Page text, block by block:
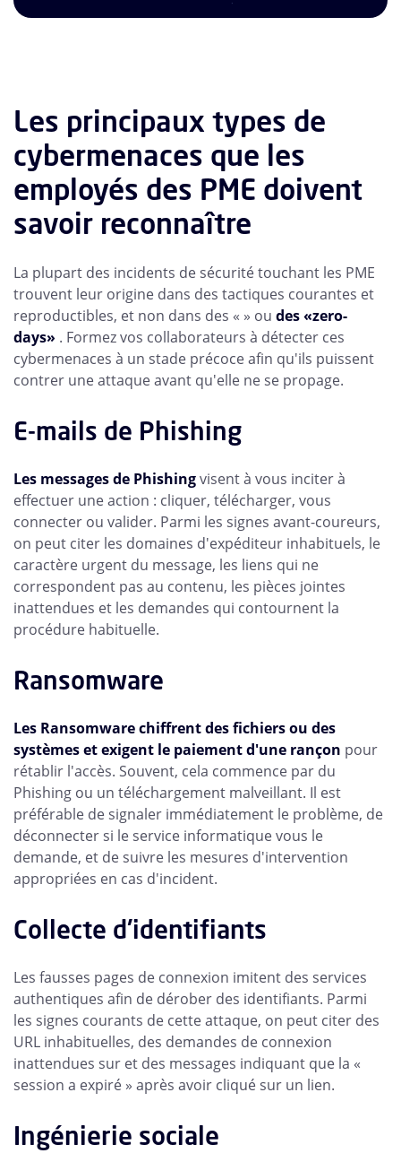
Les principaux types de
cybermenaces que les
employés des PME doivent
savoir reconnaître
La plupart des incidents de sécurité touchant les PME
trouvent leur origine dans des tactiques courantes et
reproductibles, et non dans des « » ou des «zero-
days» . Formez vos collaborateurs à détecter ces
cybermenaces à un stade précoce afin qu'ils puissent
contrer une attaque avant qu'elle ne se propage.
E-mails de Phishing
Les messages de Phishingvisent à vous inciter à
effectuer une action : cliquer, télécharger, vous
connecter ou valider. Parmi les signes avant-coureurs,
on peut citer les domaines d'expéditeur inhabituels, le
caractère urgent du message, les liens qui ne
correspondent pas au contenu, les pièces jointes
inattendues et les demandes qui contournent la
procédure habituelle.
Ransomware
Les Ransomware chiffrent des fichiers ou des
systèmes et exigent le paiement d'une rançon pour
rétablir l'accès. Souvent, cela commence par du
Phishing ou un téléchargement malveillant. Il est
préférable de signaler immédiatement le problème, de
déconnecter si le service informatique vous le
demande, et de suivre les mesures d'intervention
appropriées en cas d'incident.
Collecte d'identifiants
Les fausses pages de connexion imitent des services
authentiques afin de dérober des identifiants. Parmi
les signes courants de cette attaque, on peut citer des
URL inhabituelles, des demandes de connexion
inattendues sur et des messages indiquant que la «
session a expiré » après avoir cliqué sur un lien.
Ingénierie sociale